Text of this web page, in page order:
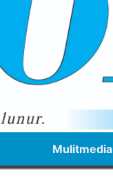
Mulitmedia